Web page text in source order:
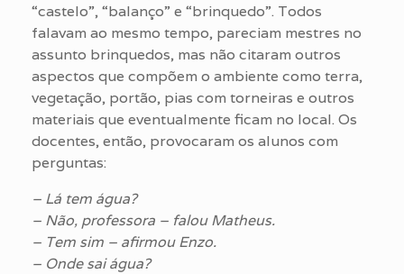
“castelo”, “balanço” e “brinquedo”. Todos
falavam ao mesmo tempo, pareciam mestres no
assunto brinquedos, mas não citaram outros
aspectos que compõem o ambiente como terra,
vegetação, portão, pias com torneiras e outros
materiais que eventualmente ficam no local. Os
docentes, então, provocaram os alunos com
perguntas:
– Lá tem água?
– Não, professora – falou Matheus.
– Tem sim – afirmou Enzo.
– Onde sai água?